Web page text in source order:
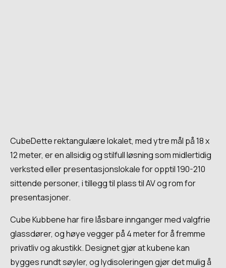
CubeDette rektangulære lokalet, med ytre mål på 18 x
12 meter, er en allsidig og stilfull løsning som midlertidig
verksted eller presentasjonslokale for opptil 190-210
sittende personer, i tillegg til plass til AV og rom for
presentasjoner.
Cube Kubbene har fire låsbare innganger med valgfrie
glassdører, og høye vegger på 4 meter for å fremme
privatliv og akustikk. Designet gjør at kubene kan
bygges rundt søyler, og lydisoleringen gjør det mulig å